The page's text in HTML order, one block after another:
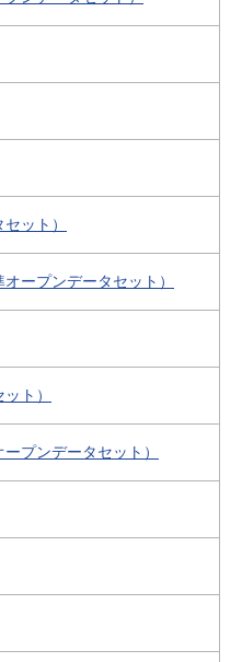
ット）
ープンデータセット）
ト）
プンデータセット）